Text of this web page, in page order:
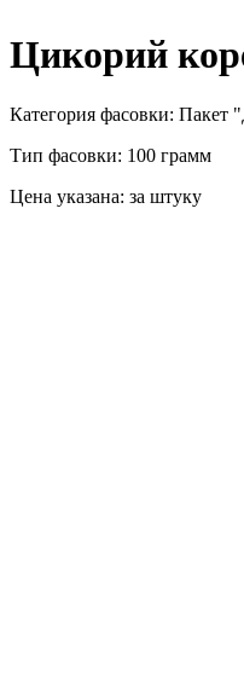
Цикорий
Категория фасовки: Пакет
Тип фасовки: 100 грамм
Цена указана: за штуку